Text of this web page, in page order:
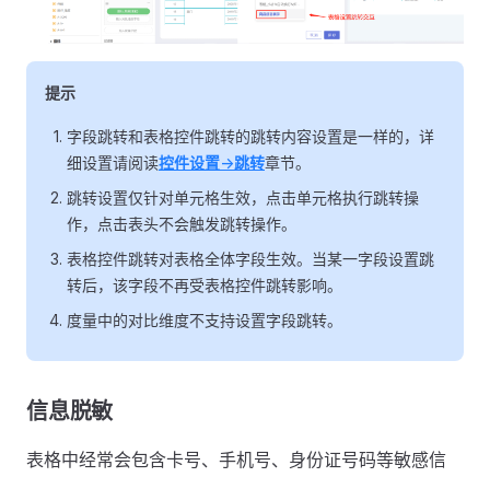
提示
字段跳转和表格控件跳转的跳转内容设置是一样的，详
细设置请阅读控件设置->跳转章节。
跳转设置仅针对单元格生效，点击单元格执行跳转操
作，点击表头不会触发跳转操作。
表格控件跳转对表格全体字段生效。当某一字段设置跳
转后，该字段不再受表格控件跳转影响。
度量中的对比维度不支持设置字段跳转。
信息脱敏
表格中经常会包含卡号、手机号、身份证号码等敏感信